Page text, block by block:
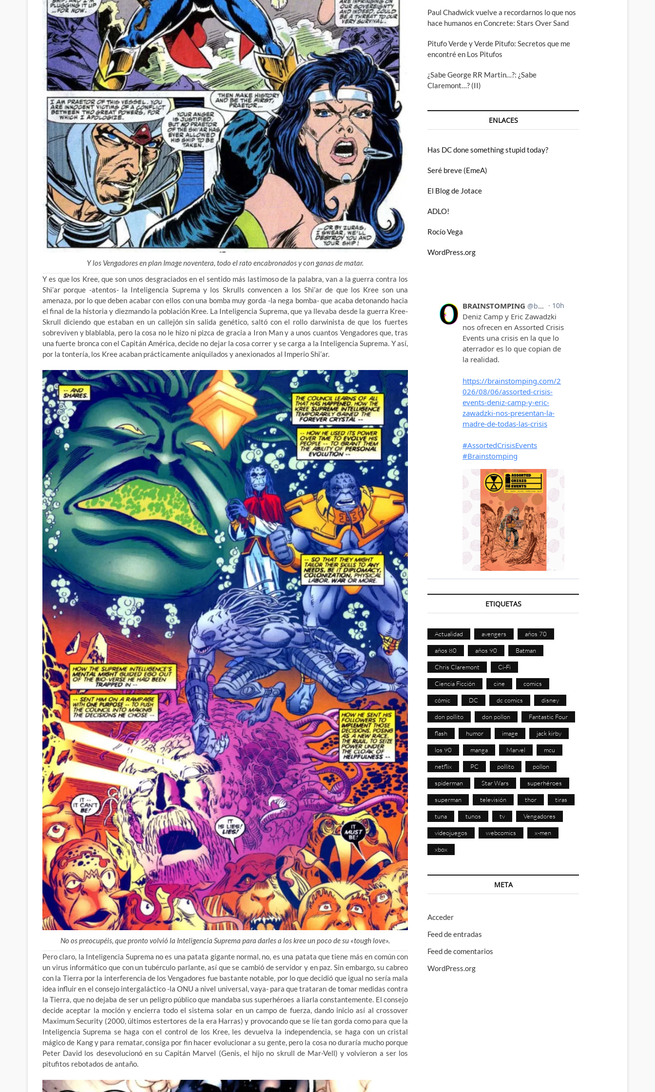
Y los Vengadores en plan Image noventera, todo el rato encabronados y con ganas de matar.
Y es que los Kree, que son unos desgraciados en el sentido más lastimoso de la palabra, van a la guerra contra los
Shi’ar porque -atentos- la Inteligencia Suprema y los Skrulls convencen a los Shi’ar de quelos Kree son una
amenaza, por lo que deben acabar con ellos con una bomba muy gorda -la nega bomba- que acaba detonando hacia
el final de la historia y diezmando la población Kree. La Inteligencia Suprema, que ya llevaba desde la guerra Kree-
Skrull diciendo que estaban en un callejón sin salida genético, saltó con el rollo darwinista de que los fuertes
sobreviven y blablabla, pero la cosa no le hizo ni pizca de gracia a Iron Man y a unos cuantos Vengadores que, tras
una fuerte bronca con el Capitán América, decide no dejar la cosa correr y se carga a la Inteligencia Suprema. Y así,
por la tontería, los Kree acaban prácticamente aniquilados y anexionados al Imperio Shi’ar.
No os preocupéis, que pronto volvió la Inteligencia Suprema para darles a los kree un poco de su «tough love».
Pero claro, la Inteligencia Suprema no es una patata gigante normal, no, es una patata que tiene más en común con
un virus informático que con un tubérculo parlante, así que se cambió de servidor y en paz. Sin embargo, su cabreo
con la Tierra por la interferencia de los Vengadores fue bastante notable, por lo que decidió que igual no sería mala
idea influir en el consejo intergaláctico -la ONU a nivel universal, vaya- para que trataran de tomar medidas contra
la Tierra, que no dejaba de ser un peligro público que mandaba sus superhéroes a liarla constantemente. El consejo
decide aceptar la moción y encierra todo el sistema solar en un campo de fuerza, dando inicio así al crossover
Maximum Security (2000, últimos estertores de la era Harras) y provocando que se líe tan gorda como para que la
Inteligencia Suprema se haga con el control de los Kree, les devuelva la independencia, se haga con un cristal
mágico de Kang y para rematar, consiga por fin hacer evolucionar a su gente, pero la cosa no duraría mucho porque
Peter David los desevolucionó en su Capitán Marvel (Genis, el hijo no skrull de Mar-Vell) y volvieron a ser los
pitufitos rebotados de antaño.
Paul Chadwick vuelve a recordarnos lo que nos
hace humanos en Concrete: Stars Over Sand
Pitufo Verde y Verde Pitufo: Secretos que me
encontré en Los Pitufos
¿Sabe George RR Martin…?: ¿Sabe
Claremont…? (II)
ENLACES
Has DC done something stupid today?
Seré breve (EmeA)
El Blog de Jotace
ADLO!
Rocío Vega
WordPress.org
ETIQUETAS
Actualidad avengers años 70
años 80 años 90 Batman
Chris Claremont Ci-Fi
Ciencia Ficción cine comics
cómic DC dc comics disney
don pollito don pollon Fantastic Four
flash humor image jack kirby
los 90 manga Marvel mcu
netflix PC pollito pollon
spiderman Star Wars superhéroes
superman televisión thor tiras
tuna tunos tv Vengadores
videojuegos webcomics x-men
xbox
META
Acceder
Feed de entradas
Feed de comentarios
WordPress.org